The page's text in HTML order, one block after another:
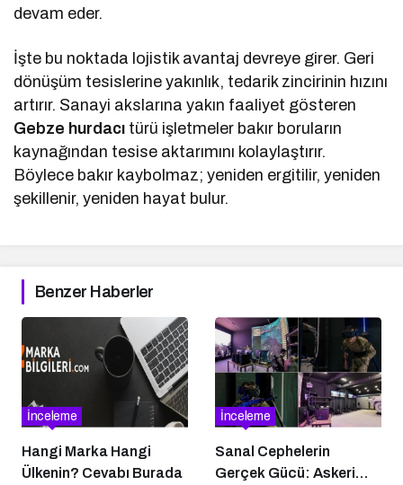
devam eder.
İşte bu noktada lojistik avantaj devreye girer. Geri
dönüşüm tesislerine yakınlık, tedarik zincirinin hızını
artırır. Sanayi akslarına yakın faaliyet gösteren
Gebze hurdacı türü işletmeler bakır boruların
kaynağından tesise aktarımını kolaylaştırır.
Böylece bakır kaybolmaz; yeniden ergitilir, yeniden
şekillenir, yeniden hayat bulur.
Benzer Haberler
Hangi Marka Hangi
Ülkenin? Cevabı Burada
İnceleme
Sanal Cephelerin
Gerçek Gücü: Askeri
İnceleme